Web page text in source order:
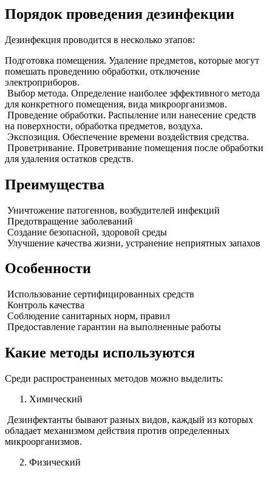
Порядок проведения дезинфекции
Дезинфекция проводится в несколько этапов:
Подготовка помещения. Удаление предметов, которые могут
помешать проведению обработки, отключение
электроприборов.
Выбор метода. Определение наиболее эффективного метода
для конкретного помещения, вида микроорганизмов.
Проведение обработки. Распыление или нанесение средств
на поверхности, обработка предметов, воздуха.
Экспозиция. Обеспечение времени воздействия средства.
Проветривание. Проветривание помещения после обработки
для удаления остатков средств.
Преимущества
Уничтожение патогеннов, возбудителей инфекций
Предотвращение заболеваний
Создание безопасной, здоровой среды
Улучшение качества жизни, устранение неприятных запахов
Особенности
Использование сертифицированных средств
Контроль качества
Соблюдение санитарных норм, правил
Предоставление гарантии на выполненные работы
Какие методы используются
Среди распространенных методов можно выделить:
Химический
Дезинфектанты бывают разных видов, каждый из которых
обладает механизмом действия против определенных
микроорганизмов.
Физический